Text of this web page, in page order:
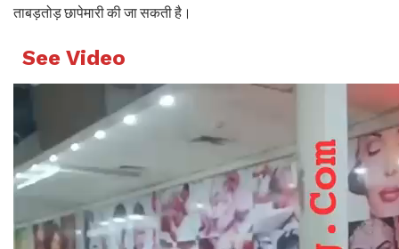
ताबड़तोड़ छापेमारी की जा सकती है।
See Video